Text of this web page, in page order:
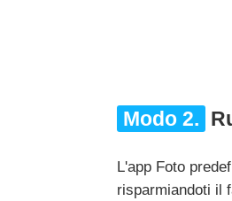
Modo 2.
L'app Foto
risparmiandoti il